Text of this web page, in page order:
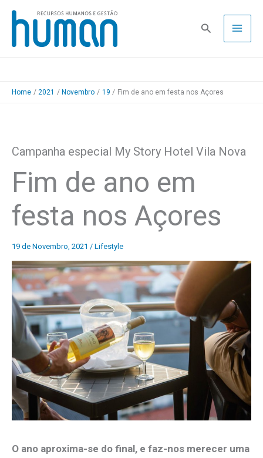
Skip
content
Pesquisa
Home 2021 Novembro 19 Fim de ano em festa nos Açores
Campanha especial My Story Hotel Vila Nova
Fim de ano em
festa nos Açores
19 de Novembro, 2021 / Lifestyle
O ano aproxima-se do final, e faz-nos merecer uma